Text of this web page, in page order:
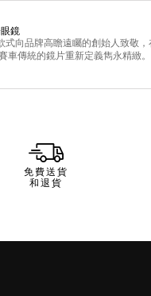
免費送貨
和退貨